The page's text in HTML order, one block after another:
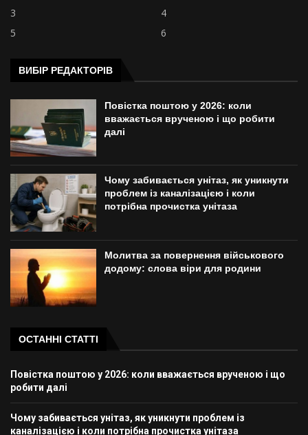
3
4
5
6
ВИБІР РЕДАКТОРІВ
Повістка поштою у 2026: коли
вважається врученою і що робити
далі
Чому забивається унітаз, як уникнути
проблем із каналізацією і коли
потрібна прочистка унітаза
Молитва за повернення військового
додому: слова віри для родини
ОСТАННІ СТАТТІ
Повістка поштою у 2026: коли вважається врученою і що
робити далі
Чому забивається унітаз, як уникнути проблем із
каналізацією і коли потрібна прочистка унітаза